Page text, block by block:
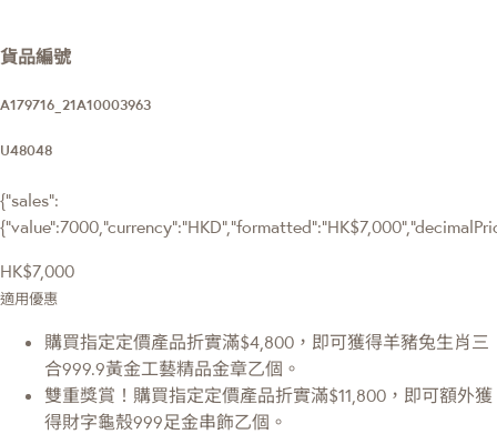
貨品編號
A179716_21A10003963
U48048
{"sales":
HK$7,000
適用優惠
購買指定定價產品折實滿$4,800，即可獲得羊豬兔生肖三
合999.9黃金工藝精品金章乙個。
雙重獎賞！購買指定定價產品折實滿$11,800，即可額外獲
得財字龜殼999足金串飾乙個。